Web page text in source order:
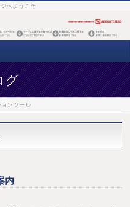
へようこそ
グ
ョンツール
内